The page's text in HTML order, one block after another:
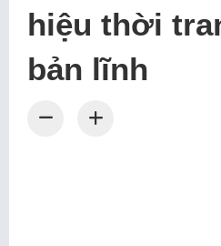
hiệu thời
bản lĩnh